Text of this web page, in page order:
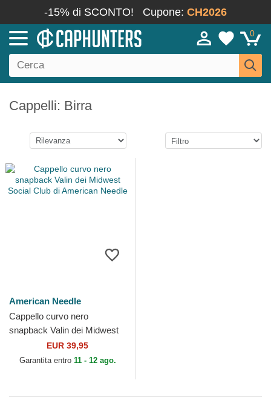
-15% di SCONTO! Cupone: CH2026
0
Cappelli: Birra
American Needle
Cappello curvo nero
snapback Valin dei Midwest
Social Club di American
Needle
EUR 39,95
Garantita entro 11 - 12 ago.